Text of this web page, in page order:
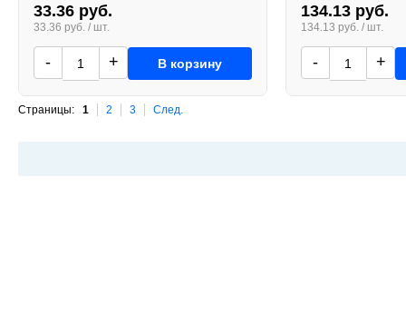
33.36 руб.
33.36 руб. / шт.
- + В корзину
134.13 руб.
134.13 руб. / шт.
- +
Страницы: 1 2 3 След.